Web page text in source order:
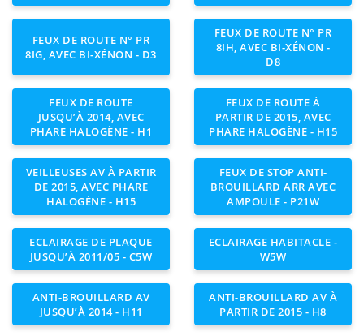
FEUX DE ROUTE N° PR
8IG, AVEC BI-XÉNON - D3
FEUX DE ROUTE N° PR
8IH, AVEC BI-XÉNON -
D8
FEUX DE ROUTE
JUSQU’À 2014, AVEC
PHARE HALOGÈNE - H1
FEUX DE ROUTE À
PARTIR DE 2015, AVEC
PHARE HALOGÈNE - H15
VEILLEUSES AV À PARTIR
DE 2015, AVEC PHARE
HALOGÈNE - H15
FEUX DE STOP ANTI-
BROUILLARD ARR AVEC
AMPOULE - P21W
ECLAIRAGE DE PLAQUE
JUSQU’À 2011/05 - C5W
ECLAIRAGE HABITACLE -
W5W
ANTI-BROUILLARD AV
JUSQU’À 2014 - H11
ANTI-BROUILLARD AV À
PARTIR DE 2015 - H8